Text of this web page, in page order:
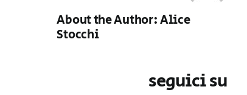
About the Author:Alice
Stocchi
seguici su